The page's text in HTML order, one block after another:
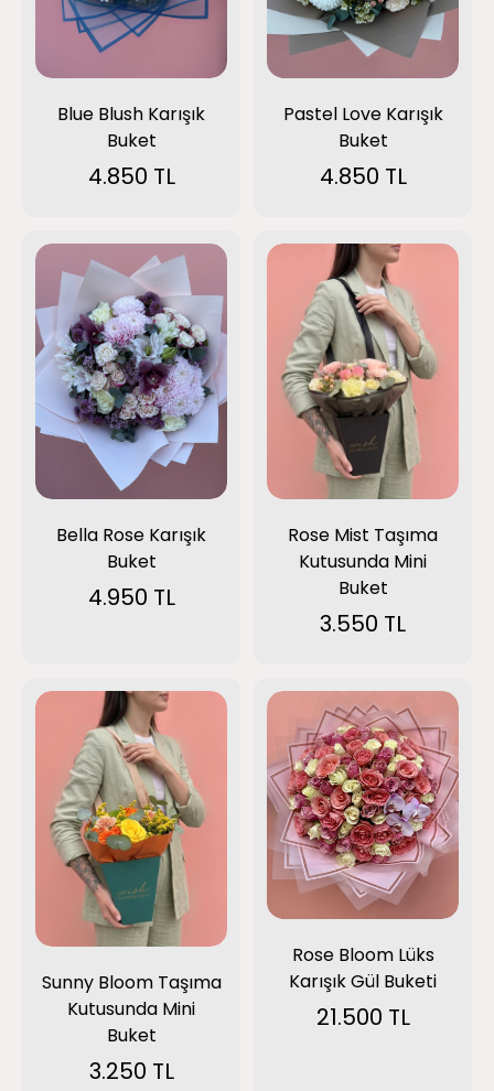
Blue Blush Karışık
Buket
4.850 TL
Pastel Love Karışık
Buket
4.850 TL
Bella Rose Karışık
Buket
4.950 TL
Rose Mist Taşıma
Kutusunda Mini
Buket
3.550 TL
Sunny Bloom Taşıma
Kutusunda Mini
Buket
3.250 TL
Rose Bloom Lüks
Karışık Gül Buketi
21.500 TL